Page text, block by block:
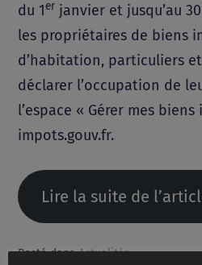
du 1er janvier et jusqu’au
les propriétaires de biens
d’habitation, particuliers
déclarer l’occupation de
l’espace « Gérer mes
impots.gouv.fr.
Lire la suite de
Posté dansActualités